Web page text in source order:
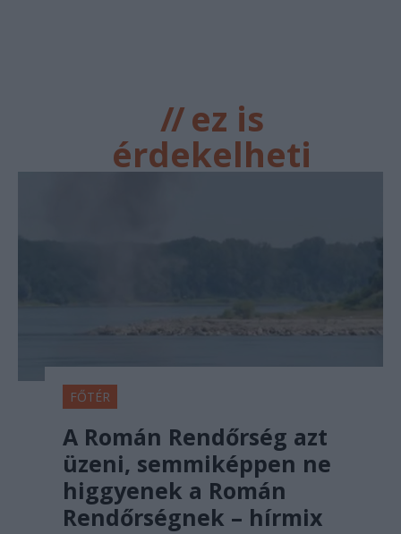
//ez is
érdekelheti
FŐTÉR
A Román Rendőrség azt
üzeni, semmiképpen ne
higgyenek a Román
Rendőrségnek – hírmix